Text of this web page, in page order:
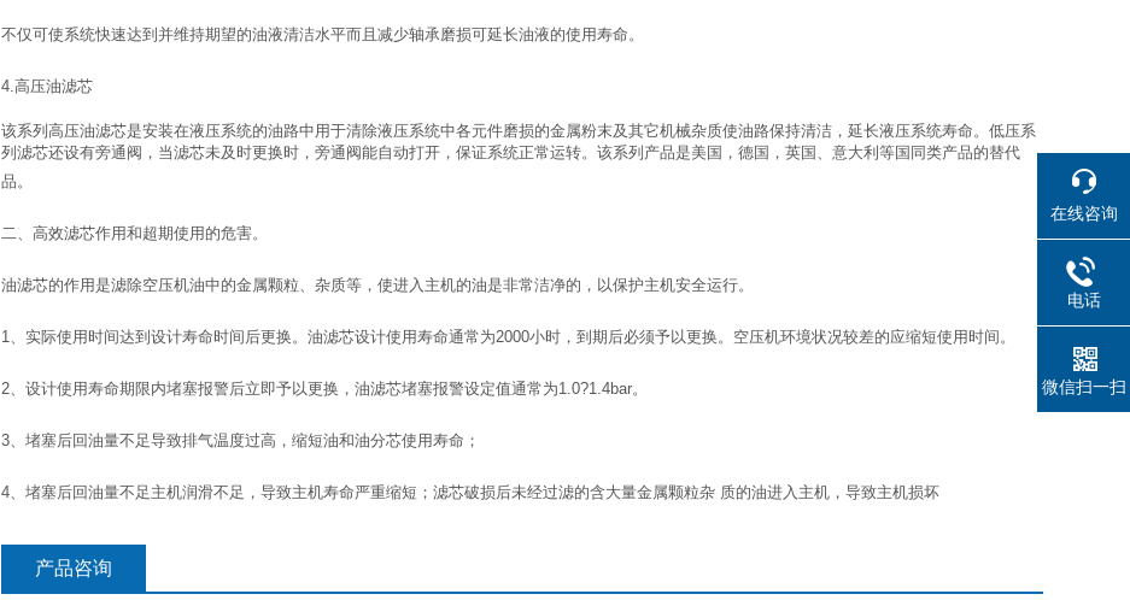
不仅可使系统快速达到并维持期望的油液清洁水平而且减少轴承磨损可延长油液的使用寿命。
4.高压油滤芯
该系列高压油滤芯是安装在液压系统的油路中用于清除液压系统中各元件磨损的金属粉末及其它机械杂质使油路保持清洁，延长液压系统寿命。低压系
列滤芯还设有旁通阀，当滤芯未及时更换时，旁通阀能自动打开，保证系统正常运转。该系列产品是美国，德国，英国、意大利等国同类产品的替代
品。
二、高效滤芯作用和超期使用的危害。
油滤芯的作用是滤除空压机油中的金属颗粒、杂质等，使进入主机的油是非常洁净的，以保护主机安全运行。
1、实际使用时间达到设计寿命时间后更换。油滤芯设计使用寿命通常为2000小时，到期后必须予以更换。空压机环境状况较差的应缩短使用时间。
2、设计使用寿命期限内堵塞报警后立即予以更换，油滤芯堵塞报警设定值通常为1.0?1.4bar。
3、堵塞后回油量不足导致排气温度过高，缩短油和油分芯使用寿命；
4、堵塞后回油量不足主机润滑不足，导致主机寿命严重缩短；滤芯破损后未经过滤的含大量金属颗粒杂 质的油进入主机，导致主机损坏
产品咨询
在线咨询
电话
微信扫一扫